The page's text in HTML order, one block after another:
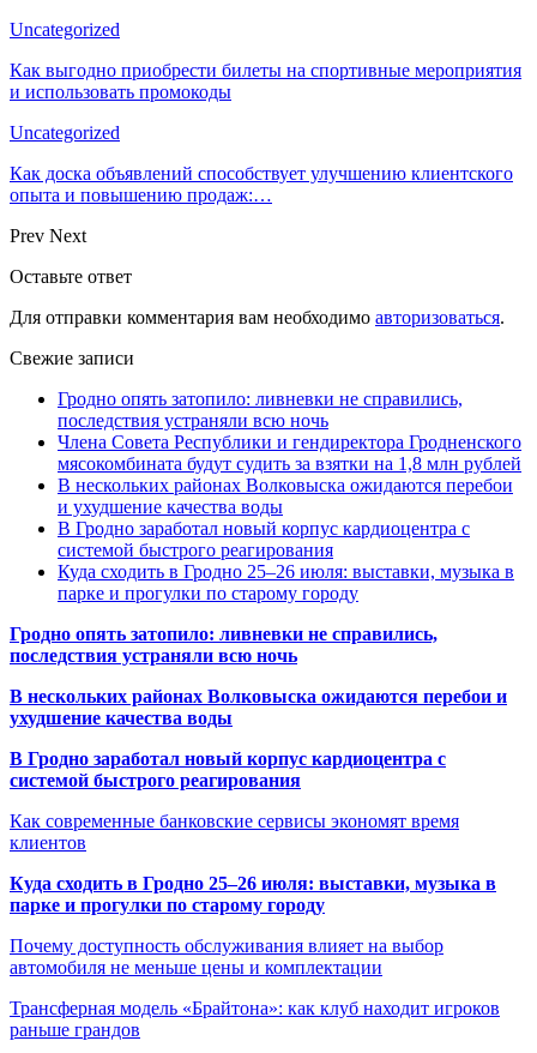
Uncategorized
Как выгодно приобрести билеты на спортивные мероприятия
и использовать промокоды
Uncategorized
Как доска объявлений способствует улучшению клиентского
опыта и повышению продаж:…
Prev Next
Оставьте ответ
Для отправки комментария вам необходимо авторизоваться.
Свежие записи
Гродно опять затопило: ливневки не справились,
последствия устраняли всю ночь
Члена Совета Республики и гендиректора Гродненского
мясокомбината будут судить за взятки на 1,8 млн рублей
В нескольких районах Волковыска ожидаются перебои
и ухудшение качества воды
В Гродно заработал новый корпус кардиоцентра с
системой быстрого реагирования
Куда сходить в Гродно 25–26 июля: выставки, музыка в
парке и прогулки по старому городу
Гродно опять затопило: ливневки не справились,
последствия устраняли всю ночь
В нескольких районах Волковыска ожидаются перебои и
ухудшение качества воды
В Гродно заработал новый корпус кардиоцентра с
системой быстрого реагирования
Как современные банковские сервисы экономят время
клиентов
Куда сходить в Гродно 25–26 июля: выставки, музыка в
парке и прогулки по старому городу
Почему доступность обслуживания влияет на выбор
автомобиля не меньше цены и комплектации
Трансферная модель «Брайтона»: как клуб находит игроков
раньше грандов